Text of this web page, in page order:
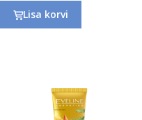
Lisa korvi